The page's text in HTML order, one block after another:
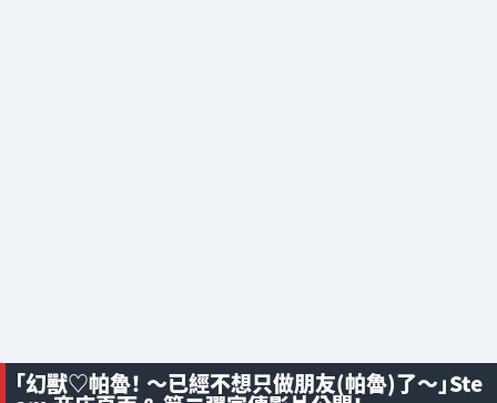
「幻獸♡帕魯！ ～已經不想只做朋友(帕魯)了～」Ste